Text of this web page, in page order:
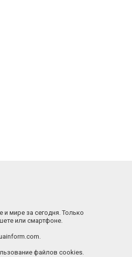
и мире за сегодня. Только
или смартфоне.
файлов cookies.